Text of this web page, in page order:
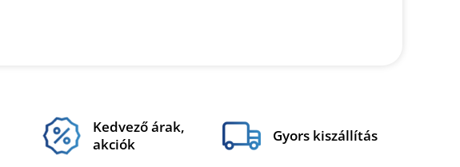
Kedvező árak,
akciók
Gyors kiszállítás